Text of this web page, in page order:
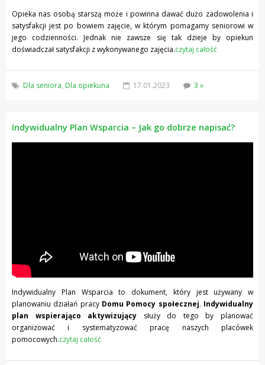
Opieka nas osobą starszą może i powinna dawać dużo zadowolenia i
satysfakcji jest po bowiem zajęcie, w którym pomagamy seniorowi w
jego codzienności. Jednak nie zawsze się tak dzieje by opiekun
doświadczał satysfakcji z wykonywanego zajęcia.czytaj całość
Dla seniora, Dla opiekuna 17.01.2023 3 »
Indywidualny Plan Wsparcia – Jak go dobrze napisać?
Indywidualny Plan Wsparcia to dokument, który jest używany w
planowaniu działań pracy Domu Pomocy społecznej. Indywidualny
plan wspierająco aktywizujący służy do tego by planować
organizować i systematyzować pracę naszych placówek
pomocowych.czytaj całość